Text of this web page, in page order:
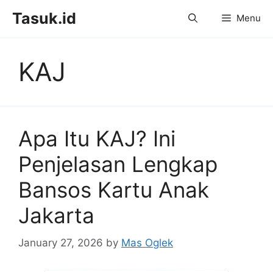
Tasuk.id Menu
KAJ
Apa Itu KAJ? Ini
Penjelasan Lengkap
Bansos Kartu Anak
Jakarta
January 27, 2026 by Mas Oglek